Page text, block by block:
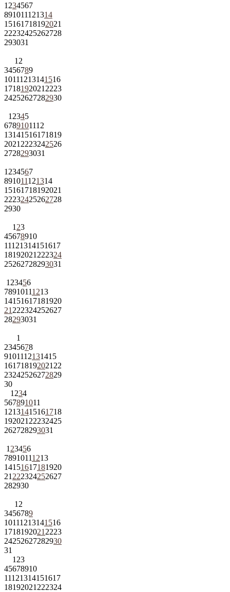
1 234567
891011121314
15161718192021
22232425262728
293031
1 2
3456789
10111213141516
1718192021 2223
24252627282930
1 2345
6789101112
13141516171819
2021 2223242526
2728293031
1 234567
891011121314
15161718192021
22232425262728
2930
1 23
45678910
11121314151617
18192021 222324
25262728293031
1 23456
78910111213
14151617181920
21 222324252627
28293031
1
2345678
9101112131415
161718192021 22
23242526272829
30
1 234
567891011
12131415161718
192021 22232425
262728293031
1 23456
78910111213
14151617181920
21 222324252627
282930
1 2
3456789
10111213141516
1718192021 2223
24252627282930
31
1 23
45678910
11121314151617
18192021 222324